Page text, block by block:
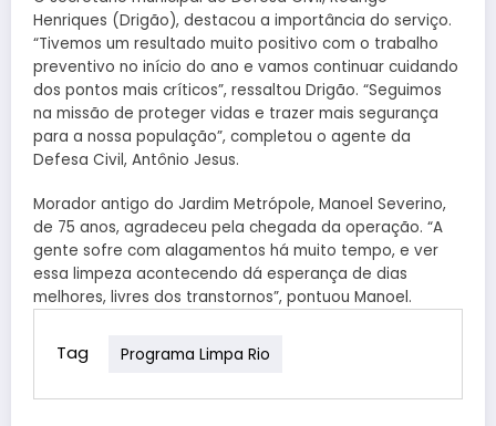
Henriques (Drigão), destacou a importância do serviço.
“Tivemos um resultado muito positivo com o trabalho
preventivo no início do ano e vamos continuar cuidando
dos pontos mais críticos”, ressaltou Drigão. “Seguimos
na missão de proteger vidas e trazer mais segurança
para a nossa população”, completou o agente da
Defesa Civil, Antônio Jesus.
Morador antigo do Jardim Metrópole, Manoel Severino,
de 75 anos, agradeceu pela chegada da operação. “A
gente sofre com alagamentos há muito tempo, e ver
essa limpeza acontecendo dá esperança de dias
melhores, livres dos transtornos”, pontuou Manoel.
Tag Programa Limpa Rio